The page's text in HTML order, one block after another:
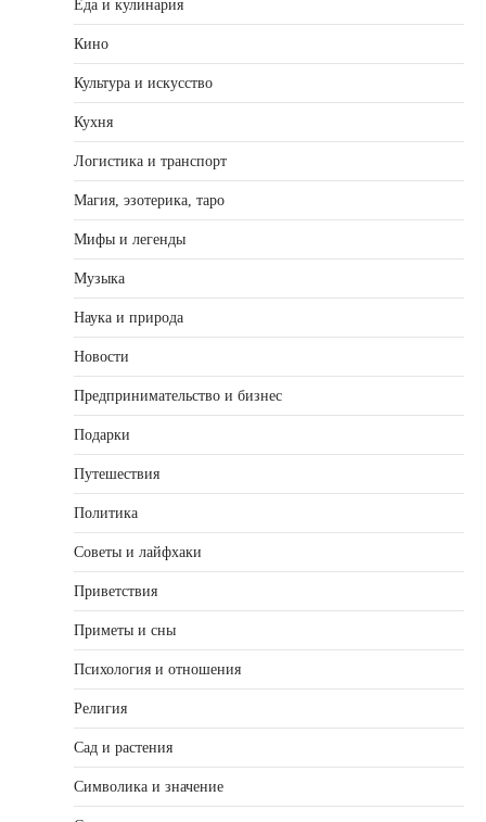
Еда и кулинария
Кино
Культура и искусство
Кухня
Логистика и транспорт
Магия, эзотерика, таро
Мифы и легенды
Музыка
Наука и природа
Новости
Предпринимательство и бизнес
Подарки
Путешествия
Политика
Советы и лайфхаки
Приветствия
Приметы и сны
Психология и отношения
Религия
Сад и растения
Символика и значение